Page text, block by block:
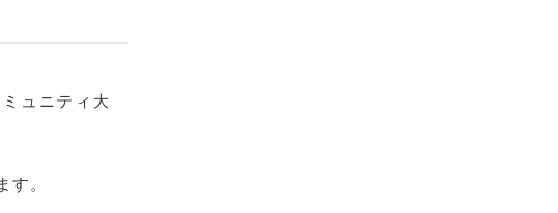
ュニティ大
。